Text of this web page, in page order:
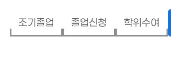
조기졸업 졸업신청 학위수여